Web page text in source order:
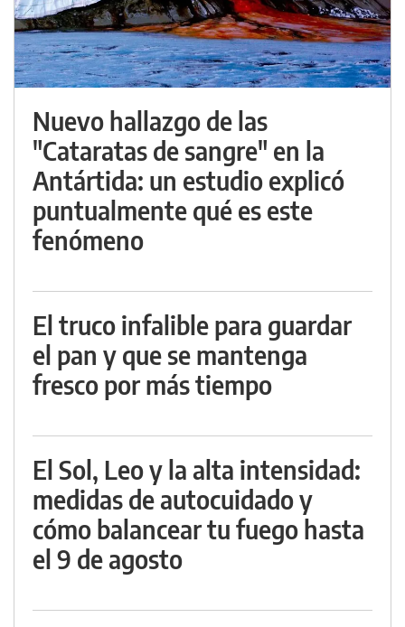
Nuevo hallazgo de las
"Cataratas de sangre" en la
Antártida: un estudio explicó
puntualmente qué es este
fenómeno
El truco infalible para guardar
el pan y que se mantenga
fresco por más tiempo
El Sol, Leo y la alta intensidad:
medidas de autocuidado y
cómo balancear tu fuego hasta
el 9 de agosto